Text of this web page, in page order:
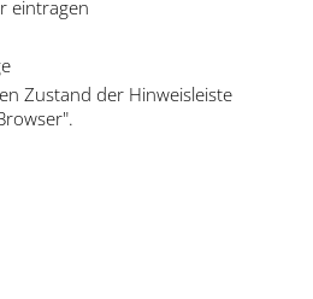
eintragen
Zustand der Hinweisleiste